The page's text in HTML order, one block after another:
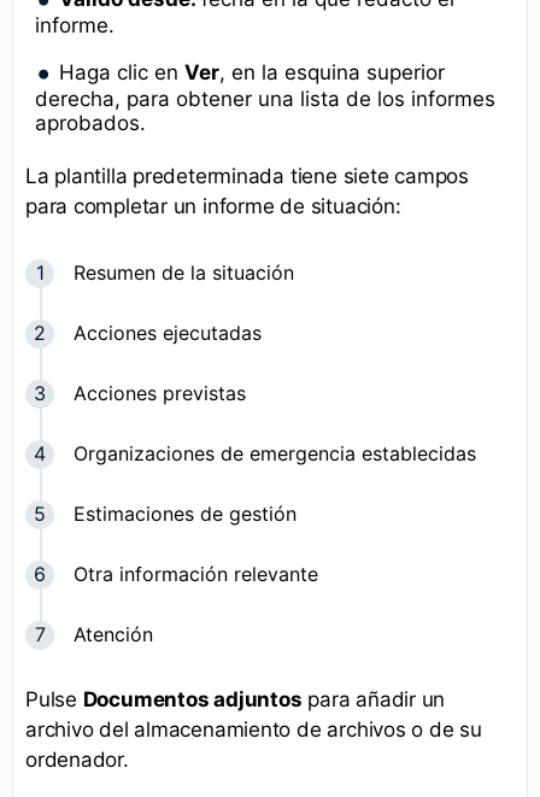
informe.
Haga clic enVer, en la esquina superior
derecha, para obtener una lista de los informes
aprobados.
La plantilla predeterminada tiene siete campos
para completar un informe de situación:
Resumen de la situación
Acciones ejecutadas
Acciones previstas
Organizaciones de emergencia establecidas
Estimaciones de gestión
Otra información relevante
Atención
Pulse Documentos adjuntos para añadir un
archivo del almacenamiento de archivos o de su
ordenador.